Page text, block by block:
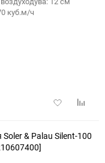
куб.м/ч
Добавить
& Palau Silent-100